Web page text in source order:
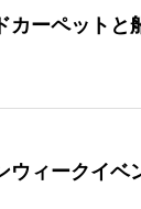
ーペットと
ィークイベ